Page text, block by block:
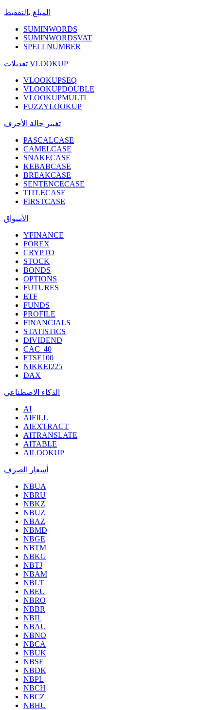
المبلغ بالتفقيط
SUMINWORDS
SUMINWORDSVAT
SPELLNUMBER
تعديلات VLOOKUP
VLOOKUPSEQ
VLOOKUPDOUBLE
VLOOKUPMULTI
FUZZYLOOKUP
تغيير حالة الأحرف
PASCALCASE
CAMELCASE
SNAKECASE
KEBABCASE
BREAKCASE
SENTENCECASE
TITLECASE
FIRSTCASE
الأسواق
YFINANCE
FOREX
CRYPTO
STOCK
BONDS
OPTIONS
FUTURES
ETF
FUNDS
PROFILE
FINANCIALS
STATISTICS
DIVIDEND
CAC_40
FTSE100
NIKKEI225
DAX
الذكاء الاصطناعي
AI
AIFILL
AIEXTRACT
AITRANSLATE
AITABLE
AILOOKUP
أسعار الصرف
NBUA
NBRU
NBKZ
NBUZ
NBAZ
NBMD
NBGE
NBTM
NBKG
NBTJ
NBAM
NBLT
NBEU
NBRO
NBBR
NBIL
NBAU
NBNO
NBCA
NBUK
NBSE
NBDK
NBPL
NBCH
NBCZ
NBHU